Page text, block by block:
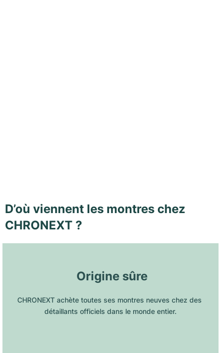
D’où viennent les montres chez
CHRONEXT ?
Origine sûre
CHRONEXT achète toutes ses montres neuves chez des
détaillants officiels dans le monde entier.